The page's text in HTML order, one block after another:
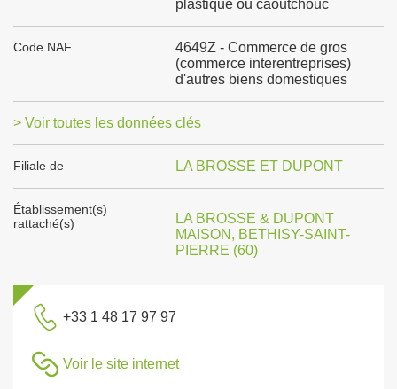
plastique ou caoutchouc
Code NAF
4649Z - Commerce de gros
(commerce interentreprises)
d'autres biens domestiques
> Voir toutes les données clés
Filiale de LA BROSSE ET DUPONT
Établissement(s)
rattaché(s)
LA BROSSE & DUPONT
MAISON, BETHISY-SAINT-
PIERRE (60)
+33 1 48 17 97 97
Voir le site internet